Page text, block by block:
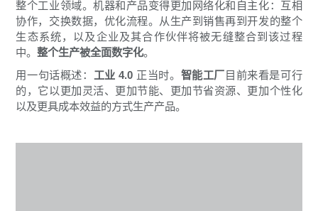
整个工业领域。机器和产品变得更加网络化和自主化：互相
协作，交换数据，优化流程。从生产到销售再到开发的整个
生态系统，以及企业及其合作伙伴将被无缝整合到该过程
中。整个生产被全面数字化。
用一句话概述： 工业 4.0 正当时。 智能工厂 目前来看是可行
的，它以更加灵活、更加节能、更加节省资源、更加个性化
以及更具成本效益的方式生产产品。